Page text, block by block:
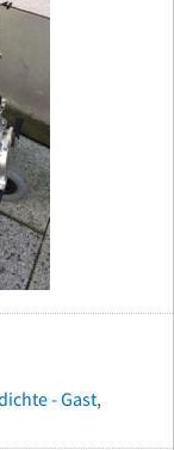
- Gast,